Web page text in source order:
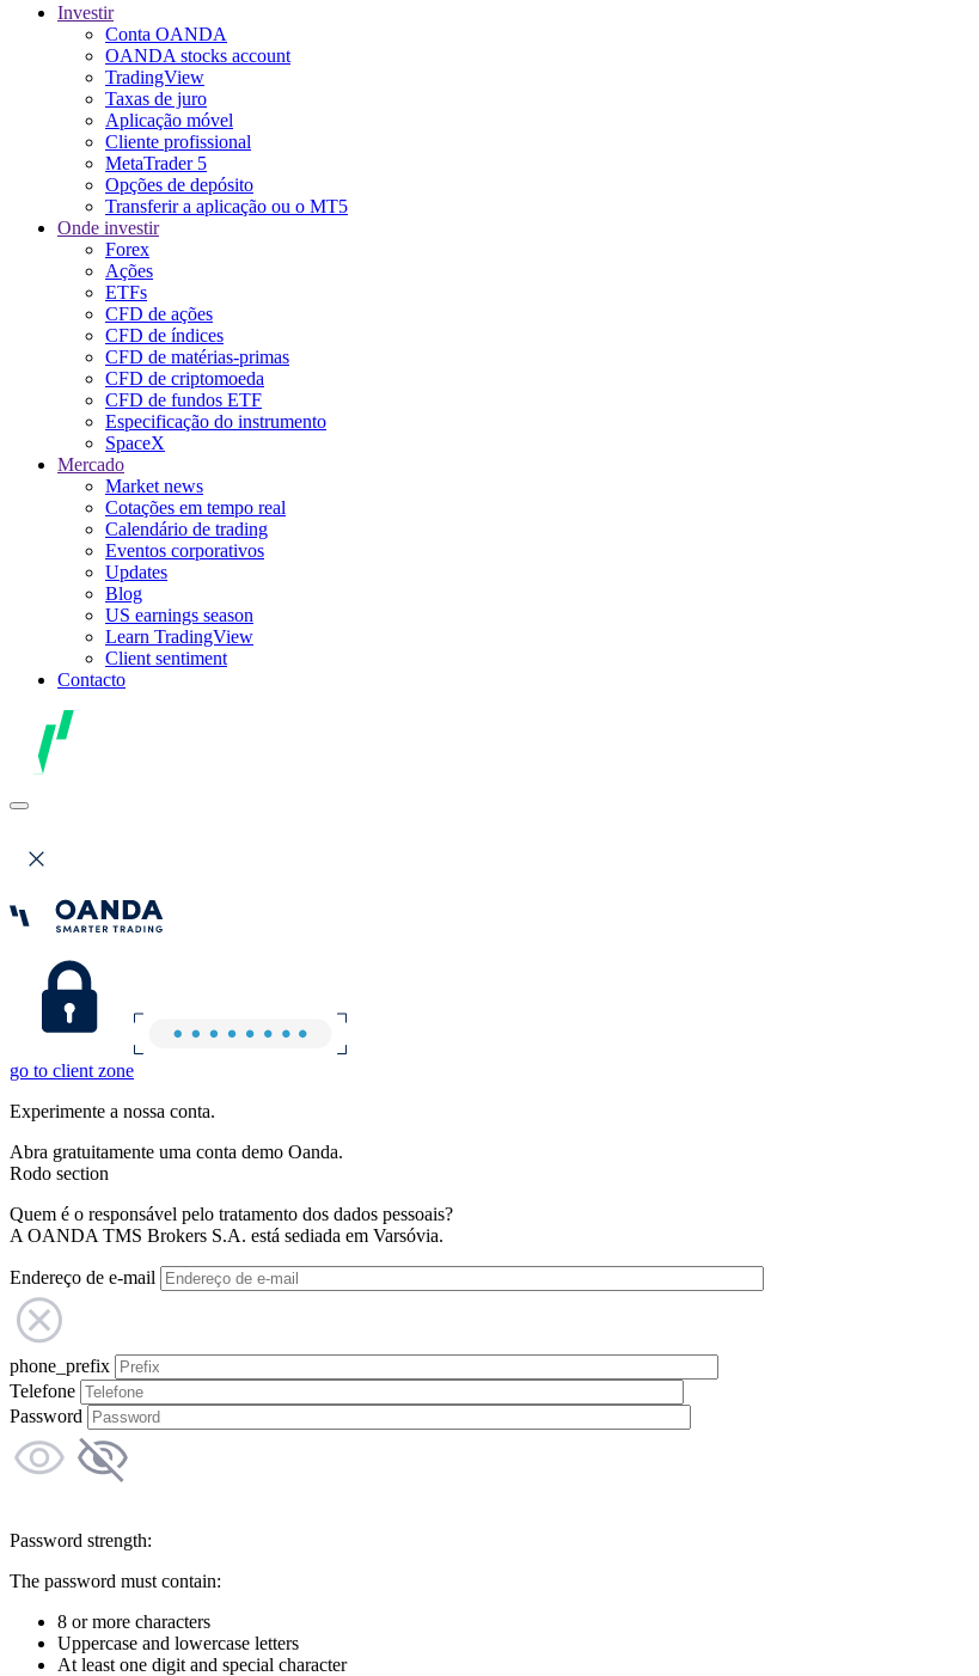
Investir
Conta OANDA
OANDA stocks account
TradingView
Taxas de juro
Aplicação móvel
Cliente profissional
MetaTrader 5
Opções de depósito
Transferir a aplicação ou o MT5
Onde investir
Forex
Ações
ETFs
CFD de ações
CFD de índices
CFD de matérias-primas
CFD de criptomoeda
CFD de fundos ETF
Especificação do instrumento
SpaceX
Mercado
Market news
Cotações em tempo real
Calendário de trading
Eventos corporativos
Updates
Blog
US earnings season
Learn TradingView
Client sentiment
Contacto
go to client zone
Experimente a nossa conta.
Abra gratuitamente uma conta demo Oanda.
Rodo section
Quem é o responsável pelo tratamento dos dados pessoais?
A OANDA TMS Brokers S.A. está sediada em Varsóvia.
Endereço de e-mail
phone_prefix
Telefone
Password
Password strength:
The password must contain:
8 or more characters
Uppercase and lowercase letters
At least one digit and special character